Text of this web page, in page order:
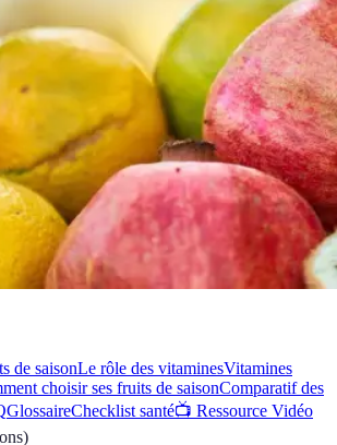
de saisonLe rôle des vitaminesVitamines
choisir ses fruits de saisonComparatif des
GlossaireChecklist santé📺 Ressource Vidéo
)